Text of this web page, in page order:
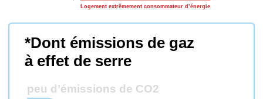
Logement extrêmement consommateur d’énergie
*Dont émissions de gaz
à effet de serre
peu d’émissions de CO2